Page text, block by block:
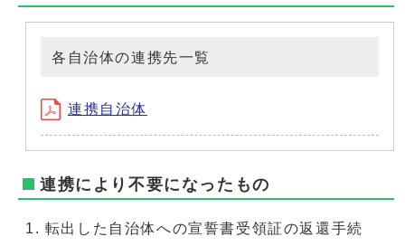
各自治体の連携先一覧
連携自治体
連携により不要になったもの
転出した自治体への宣誓書受領証の返還手続